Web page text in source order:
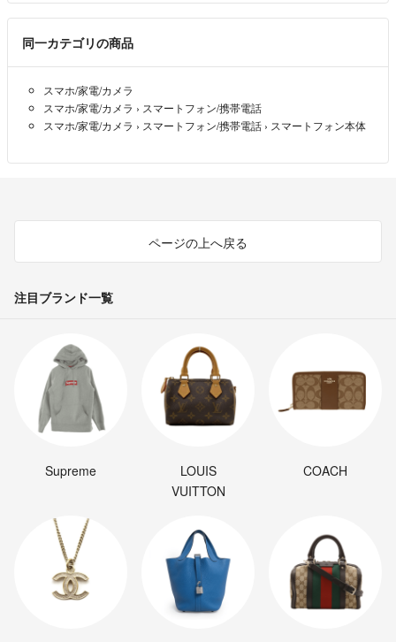
同一カテゴリの商品
スマホ/家電/カメラ
スマホ/家電/カメラ › スマートフォン/携帯電話
スマホ/家電/カメラ › スマートフォン/携帯電話 › スマートフォン本体
ページの上へ戻る
注目ブランド一覧
Supreme
LOUIS
VUITTON
COACH